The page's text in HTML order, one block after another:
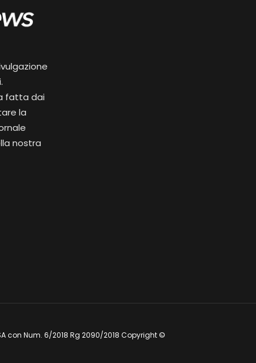
fatta dai
la
nostra
con Num. 6/2018 Rg 2090/2018 Copyright ©